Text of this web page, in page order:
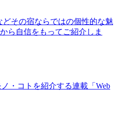
その宿ならではの個性的な魅
ら自信をもってご紹介しま
・コトを紹介する連載「Web